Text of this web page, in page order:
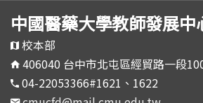
中國醫藥大學教師發展中
校本部
406040 台中市北屯區經貿路一段
04-22053366#1621、1622